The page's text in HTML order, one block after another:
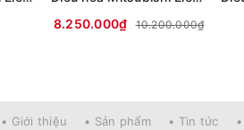
8.250.000₫
10.200.000₫
• Giới thiệu • Sản phẩm • Tin tức